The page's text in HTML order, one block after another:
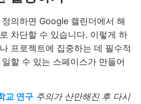
의하면 Google 캘린더에서 해
차단할 수 있습니다. 이렇게 하
프로젝트에 집중하는 데 필수적
할 수 있는 스페이스가 만들어
교 연구 주의가 산만해진 후 다시